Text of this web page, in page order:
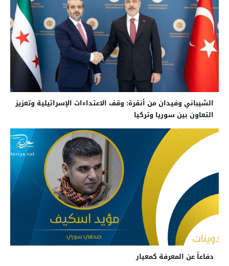
الشيباني وفيدان من أنقرة: وقف الاعتداءات الإسرائيلية وتعزيز
التعاون بين سوريا وتركيا
دفاعاً عن المعرفة كمعيار